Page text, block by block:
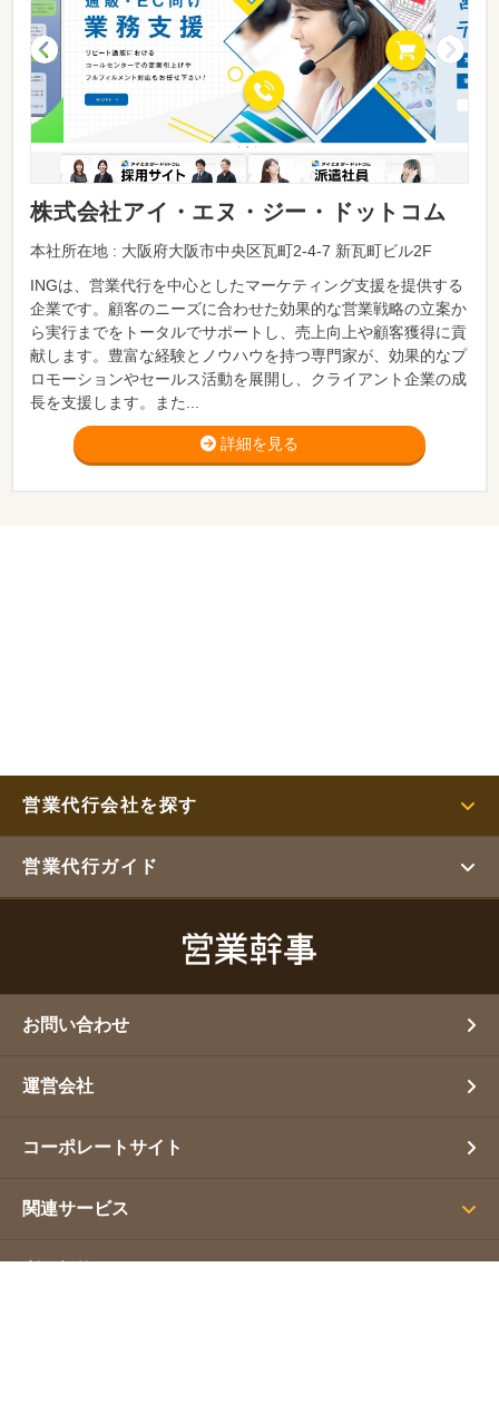
株式会社アイ・エヌ・ジー・ドットコム
本社所在地 : 大阪府大阪市中央区瓦町2-4-7 新瓦町ビル2F
INGは、営業代行を中心としたマーケティング支援を提供する
企業です。顧客のニーズに合わせた効果的な営業戦略の立案か
ら実行までをトータルでサポートし、売上向上や顧客獲得に貢
献します。豊富な経験とノウハウを持つ専門家が、効果的なプ
ロモーションやセールス活動を展開し、クライアント企業の成
長を支援します。また...
詳細を見る
営業代行会社を探す
営業代行ガイド
お問い合わせ
運営会社
コーポレートサイト
関連サービス